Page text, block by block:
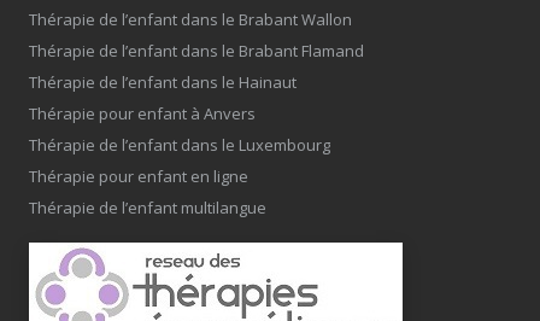
Thérapie de l’enfant dans le Brabant Wallon
Thérapie de l’enfant dans le Brabant Flamand
Thérapie de l’enfant dans le Hainaut
Thérapie pour enfant à Anvers
Thérapie de l’enfant dans le Luxembourg
Thérapie pour enfant en ligne
Thérapie de l’enfant multilangue